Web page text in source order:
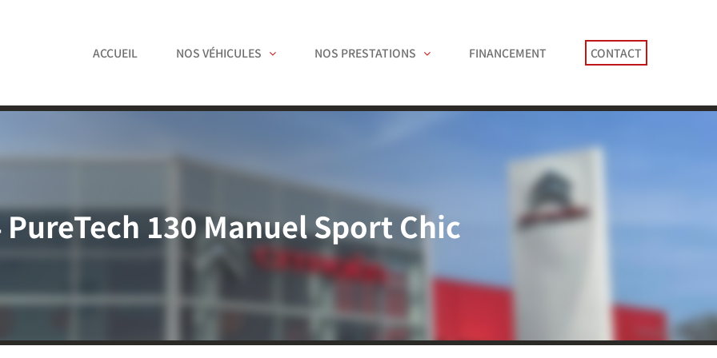
ACCUEIL NOS VÉHICULES NOS PRESTATIONS FINANCEMENT CONTACT
PureTech 130 Manuel Sport Chic